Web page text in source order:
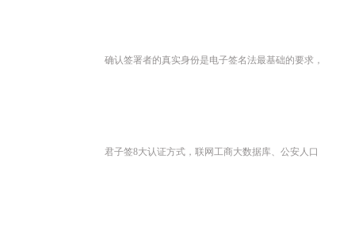
确认签署者的真实身份是电子签名法最基础的要求，
君子签8大认证方式，联网工商大数据库、公安人口